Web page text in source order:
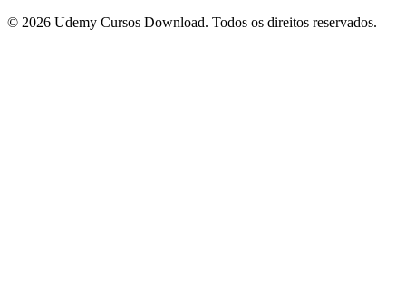
© 2026 Udemy Cursos Download. Todos os direitos reservados.